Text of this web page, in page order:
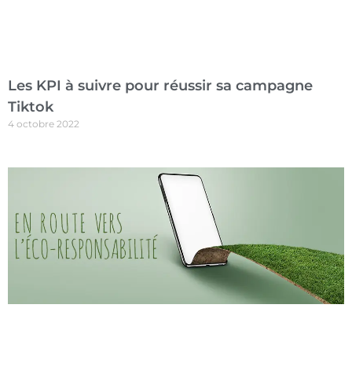
Les KPI à suivre pour réussir sa campagne
Tiktok
4 octobre 2022